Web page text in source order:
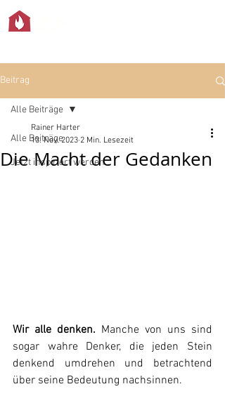
Beitrag
Alle Beiträge
Jetzt inspiriert werden
Alle Beiträge
Die Macht der Gedanken
Rainer Harter
13. Nov. 2023 2 Min. Lesezeit
Wir alle denken. Manche von uns sind
sogar wahre Denker, die jeden Stein
denkend umdrehen und betrachtend
über seine Bedeutung nachsinnen.